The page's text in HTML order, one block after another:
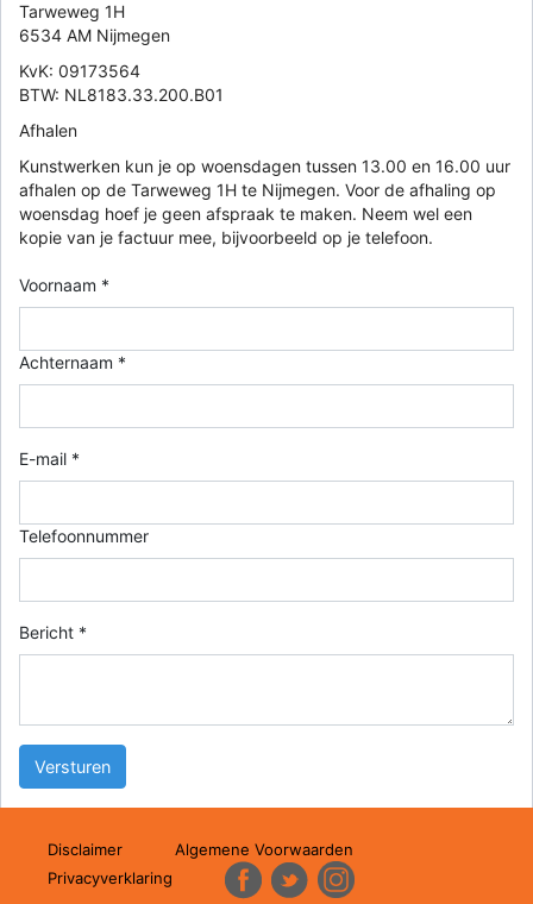
Tarweweg 1H
6534 AM Nijmegen
KvK: 09173564
BTW: NL8183.33.200.B01
Afhalen
Kunstwerken kun je op woensdagen tussen 13.00 en 16.00 uur
afhalen op de Tarweweg 1H te Nijmegen. Voor de afhaling op
woensdag hoef je geen afspraak te maken. Neem wel een
kopie van je factuur mee, bijvoorbeeld op je telefoon.
Voornaam *
Achternaam *
E-mail *
Telefoonnummer
Bericht *
Disclaimer
Algemene Voorwaarden
Privacyverklaring